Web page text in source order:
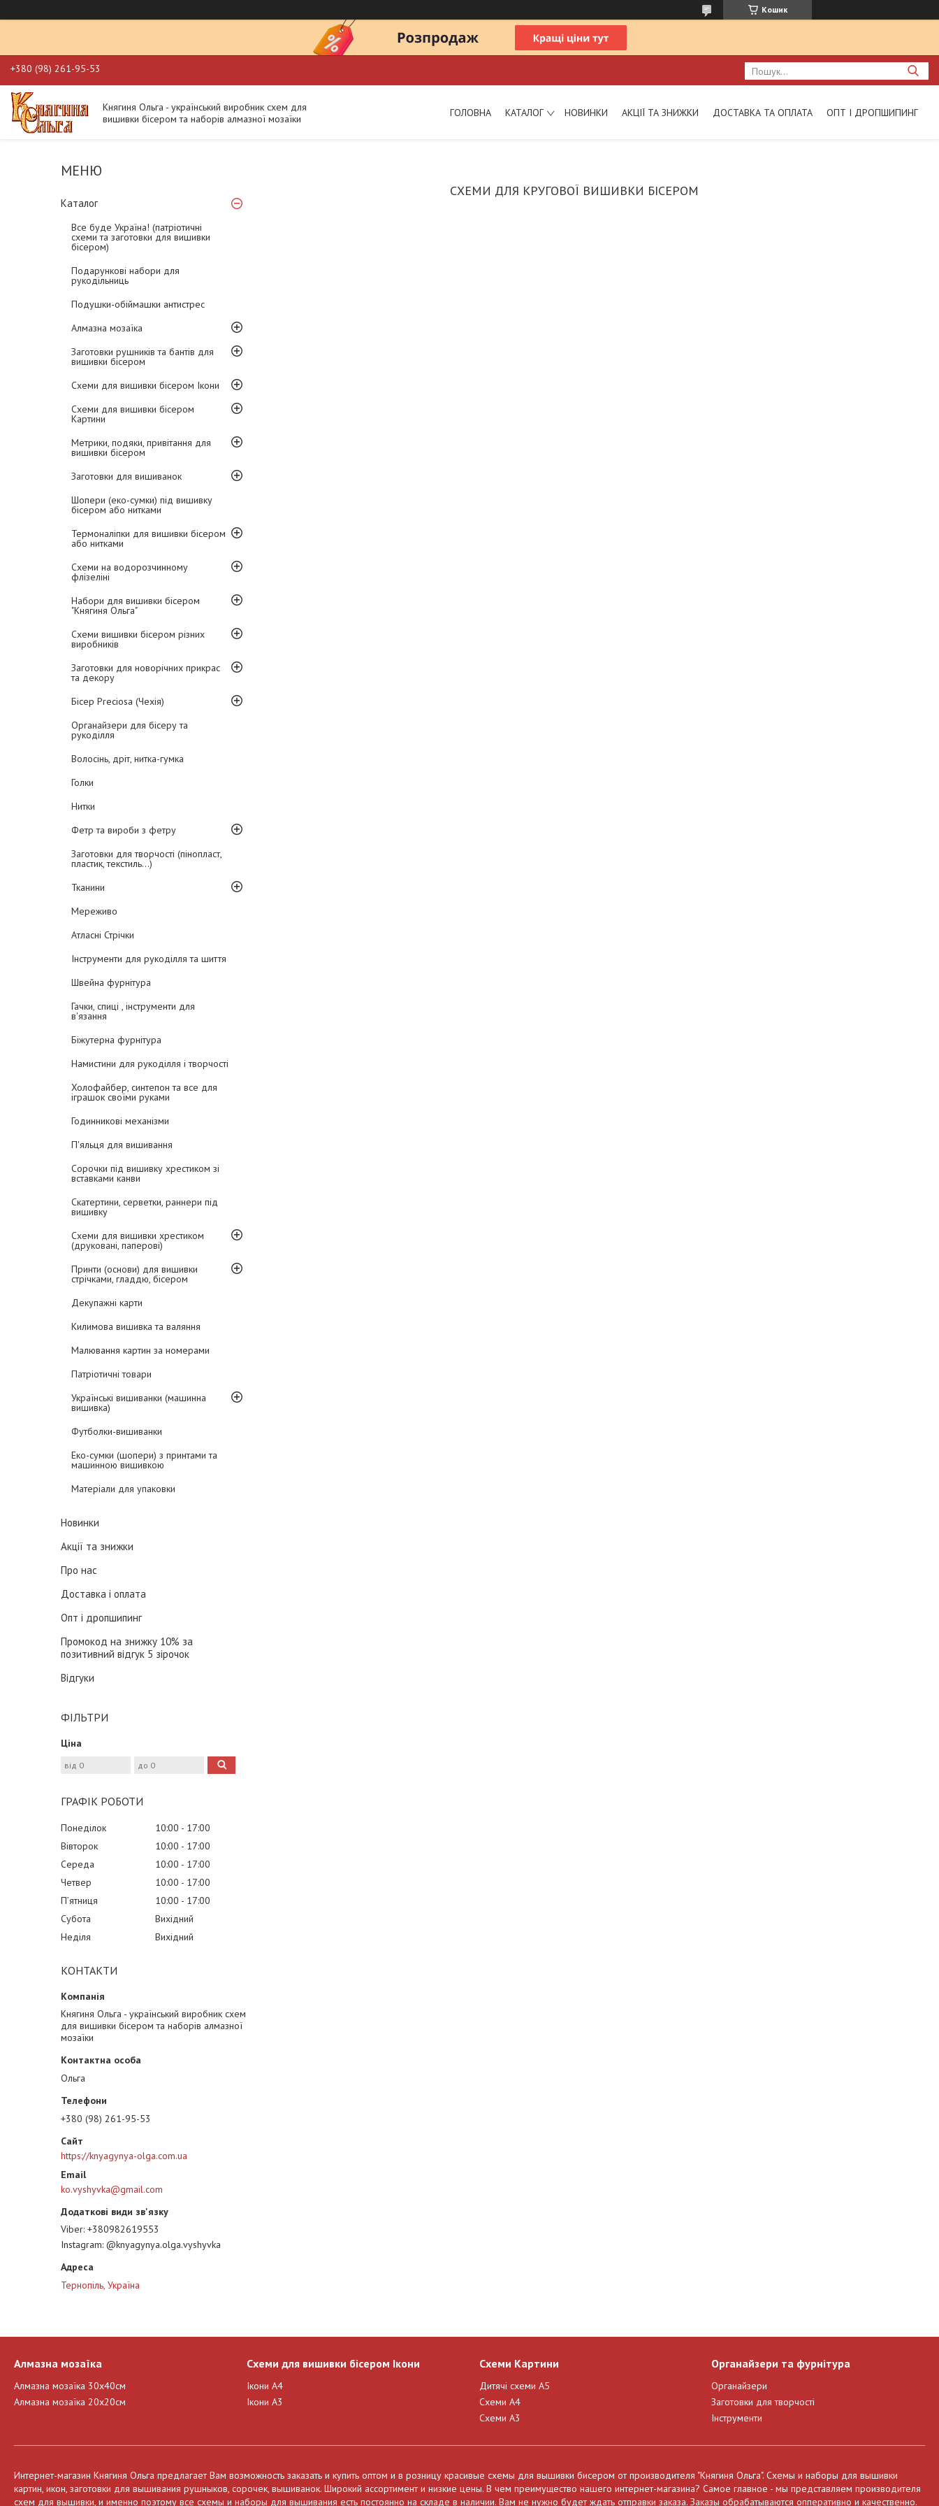
Кошик
+380 (98) 261-95-53
Княгиня Ольга - український виробник схем для
вишивки бісером та наборів алмазної мозаїки
ГОЛОВНА КАТАЛОГ НОВИНКИ АКЦІЇ ТА ЗНИЖКИ ДОСТАВКА ТА ОПЛАТА ОПТ І ДРОПШИПИНГ
Каталог
Все буде Україна! (патріотичні
схеми та заготовки для вишивки
бісером)
Подарункові набори для
рукодільниць
Подушки-обіймашки антистрес
Алмазна мозаїка
Заготовки рушників та бантів для
вишивки бісером
Схеми для вишивки бісером Ікони
Схеми для вишивки бісером
Картини
Метрики, подяки, привітання для
вишивки бісером
Заготовки для вишиванок
Шопери (еко-сумки) під вишивку
бісером або нитками
Термоналіпки для вишивки бісером
або нитками
Схеми на водорозчинному
флізеліні
Набори для вишивки бісером
"Княгиня Ольга"
Схеми вишивки бісером різних
виробників
Заготовки для новорічних прикрас
та декору
Бісер Preciosa (Чехія)
Органайзери для бісеру та
рукоділля
Волосінь, дріт, нитка-гумка
Голки
Нитки
Фетр та вироби з фетру
Заготовки для творчості (пінопласт,
пластик, текстиль...)
Тканини
Мереживо
Атласні Стрічки
Інструменти для рукоділля та шиття
Швейна фурнітура
Гачки, спиці , інструменти для
в'язання
Біжутерна фурнітура
Намистини для рукоділля і творчості
Холофайбер, синтепон та все для
іграшок своїми руками
Годинникові механізми
П'яльця для вишивання
Сорочки під вишивку хрестиком зі
вставками канви
Скатертини, серветки, раннери під
вишивку
Схеми для вишивки хрестиком
(друковані, паперові)
Принти (основи) для вишивки
стрічками, гладдю, бісером
Декупажні карти
Килимова вишивка та валяння
Малювання картин за номерами
Патріотичні товари
Українські вишиванки (машинна
вишивка)
Футболки-вишиванки
Еко-сумки (шопери) з принтами та
машинною вишивкою
Матеріали для упаковки
Новинки
Акції та знижки
Про нас
Доставка і оплата
Опт і дропшипинг
Промокод на знижку 10% за
позитивний відгук 5 зірочок
Відгуки
ФІЛЬТРИ
Ціна
ГРАФІК РОБОТИ
Понеділок 10:00
17:00
Вівторок
10:00
17:00
Середа
10:00
17:00
Четвер
10:00
17:00
Пʼятниця
10:00
17:00
Субота
Вихідний
Неділя
Вихідний
КОНТАКТИ
Княгиня Ольга - український виробник схем
для вишивки бісером та наборів алмазної
мозаїки
Ольга
+380 (98) 261-95-53
https://knyagynya-olga.com.ua
ko.vyshyvka@gmail.com
Viber +380982619553
Instagram @knyagynya.olga.vyshyvka
Тернопіль, Україна
СХЕМИ ДЛЯ КРУГОВОЇ ВИШИВКИ БІСЕРОМ
Алмазна мозаїка
Алмазна мозаїка 30х40см
Алмазна мозаїка 20х20см
Схеми для вишивки бісером Ікони
Ікони А4
Ікони А3
Схеми Картини
Дитячі схеми А5
Схеми А4
Схеми А3
Органайзери та фурнітура
Органайзери
Заготовки для творчості
Інструменти
Интернет-магазин Княгиня Ольга предлагает Вам возможность заказать и купить оптом и в розницу красивые схемы для вышивки бисером от производителя "Княгиня Ольга". Схемы и наборы для вышивки
картин, икон, заготовки для вышивания рушныков, сорочек, вышиванок. Широкий ассортимент и низкие цены. В чем преимущество нашего интернет-магазина? Самое главное - мы представляем производителя
схем для вышивки, и именно поэтому все схемы и наборы для вышивания есть постоянно на складе в наличии. Вам не нужно будет ждать отправки заказа. Заказы обрабатываются опперативно и качественно.